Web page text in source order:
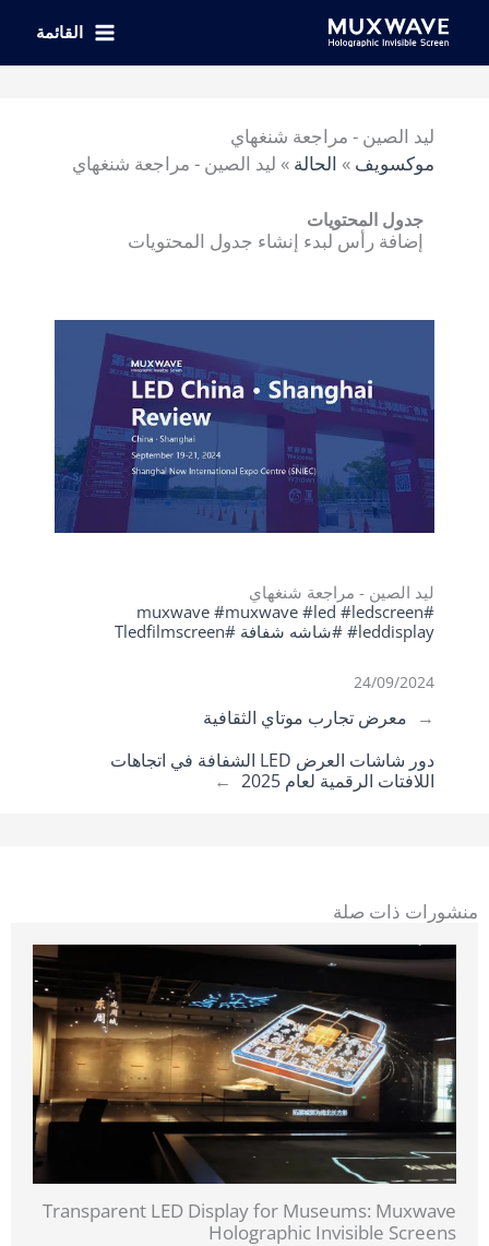
المحتوى
القائمة
ليد الصين - مراجعة شنغهاي
موكسويف » الحالة » ليد الصين - مراجعة شنغهاي
جدول المحتويات
إضافة رأس لبدء إنشاء جدول المحتويات
ليد الصين - مراجعة شنغهاي
#muxwave #muxwave #led #ledscreen
#leddisplay #شاشه شفافة
#Tledfilmscreen
24/09/2024
← معرض تجارب موتاي الثقافية
دور شاشات العرض LED الشفافة في اتجاهات
اللافتات الرقمية لعام 2025
→
منشورات ذات صلة
Transparent LED Display for Museums: Muxwave
Holographic Invisible Screens